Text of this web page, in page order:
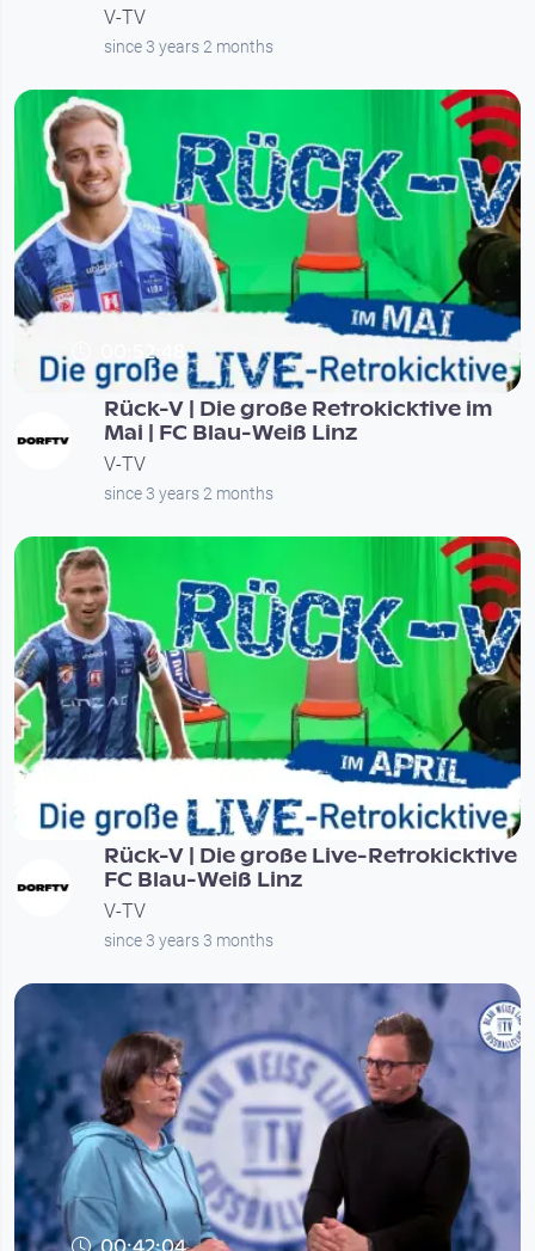
V-TV
since 3 years 2 months
00:52:48
Rück-V | Die große Retrokicktive im
Mai | FC Blau-Weiß Linz
V-TV
since 3 years 2 months
00:54:54
Rück-V | Die große Live-Retrokicktive
FC Blau-Weiß Linz
V-TV
since 3 years 3 months